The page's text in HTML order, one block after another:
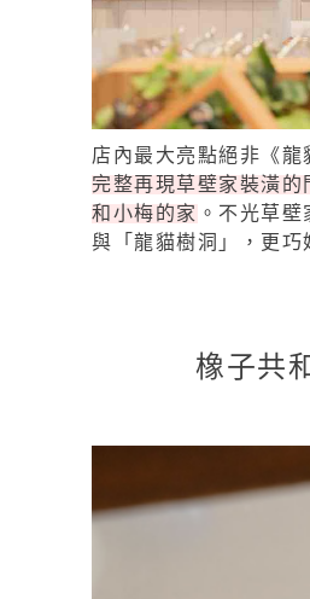
店內最大亮點絕非《
完整再現草壁家裝潢
和小梅的家 。不光草
與「龍貓樹洞」，更
橡子共